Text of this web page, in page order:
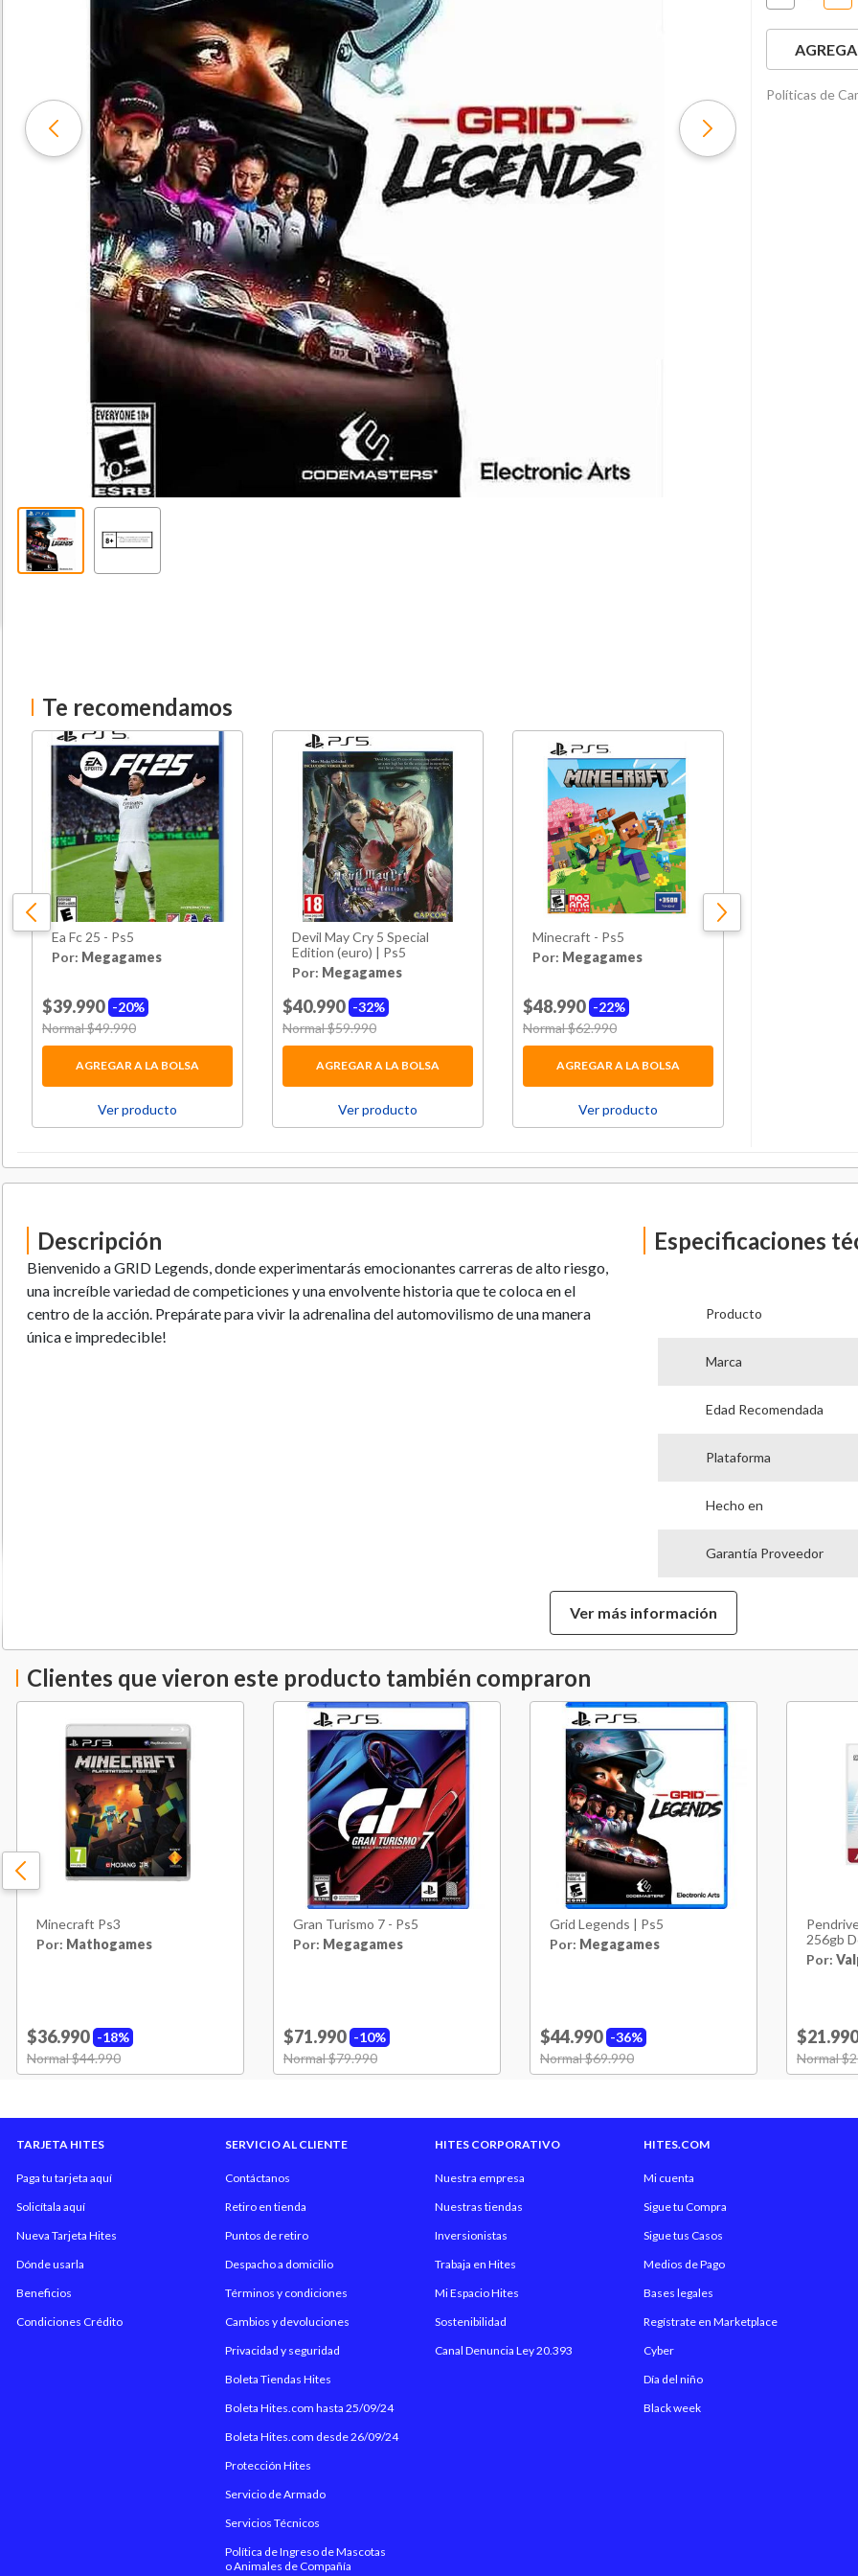
Te recomendamos
Ea Fc 25 - Ps5
Por: Megagames
20%
$39.990
Price reduced from
Normal $49.990
AGREGAR A LA BOLSA
Ver producto
Devil May Cry 5 Special
Edition (euro) | Ps5
Por: Megagames
32%
$40.990
Price reduced from
Normal $59.990
AGREGAR A LA BOLSA
Ver producto
Minecraft - Ps5
Por: Megagames
22%
$48.990
Price reduced from
Normal $62.990
AGREGAR A LA BOLSA
Ver producto
Políticas de
Descripción
Bienvenido a GRID Legends, donde experimentarás emocionantes carreras de alto riesgo,
una increíble variedad de competiciones y una envolvente historia que te coloca en el
centro de la acción. Prepárate para vivir la adrenalina del automovilismo de una manera
única e impredecible!
Especificaciones
Producto
Marca
Edad Recomendada
Plataforma
Hecho en
Garantía Proveedor
Ver más información
Clientes que vieron este producto también compraron
Minecraft Ps3
Por: Mathogames
18%
$36.990
Price reduced from
Normal $44.990
Gran Turismo 7 - Ps5
Por: Megagames
10%
$71.990
Price reduced from
Normal $79.990
Grid Legends | Ps5
Por: Megagames
36%
$44.990
Price reduced from
Normal $69.990
256gb
Por:
$21.990
Price
Normal
TARJETA HITES
Paga tu tarjeta aquí
Solicítala aquí
Nueva Tarjeta Hites
Dónde usarla
Beneficios
Condiciones Crédito
SERVICIO AL CLIENTE
Contáctanos
Retiro en tienda
Puntos de retiro
Despacho a domicilio
Términos y condiciones
Cambios y devoluciones
Privacidad y seguridad
Boleta Tiendas Hites
Boleta Hites.com hasta 25/09/24
Boleta Hites.com desde 26/09/24
Protección Hites
Servicio de Armado
Servicios Técnicos
Política de Ingreso de Mascotas
o Animales de Compañía
HITES CORPORATIVO
Nuestra empresa
Nuestras tiendas
Inversionistas
Trabaja en Hites
Mi Espacio Hites
Sostenibilidad
Canal Denuncia Ley 20.393
HITES.COM
Mi cuenta
Sigue tu Compra
Sigue tus Casos
Medios de Pago
Bases legales
Regístrate en Marketplace
Cyber
Día del niño
Black week